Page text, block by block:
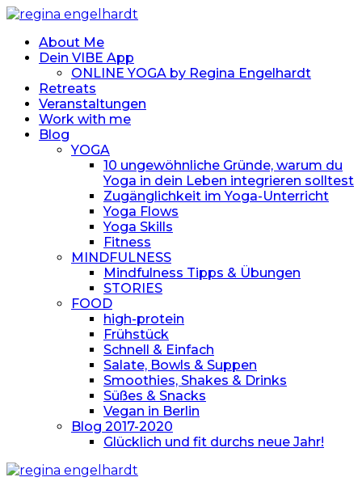
About Me
Dein VIBE App
ONLINE YOGA by Regina Engelhardt
Retreats
Veranstaltungen
Work with me
Blog
YOGA
10 ungewöhnliche Gründe, warum du
Yoga in dein Leben integrieren solltest
Zugänglichkeit im Yoga-Unterricht
Yoga Flows
Yoga Skills
Fitness
MINDFULNESS
Mindfulness Tipps & Übungen
STORIES
FOOD
high-protein
Frühstück
Schnell & Einfach
Salate, Bowls & Suppen
Smoothies, Shakes & Drinks
Süßes & Snacks
Vegan in Berlin
Blog 2017-2020
Glücklich und fit durchs neue Jahr!